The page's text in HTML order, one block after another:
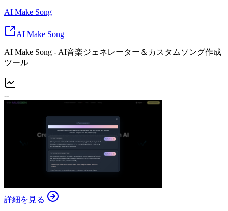
AI Make Song
AI Make Song
AI Make Song - AI音楽ジェネレーター＆カスタムソング作成
ツール
--
詳細を見る